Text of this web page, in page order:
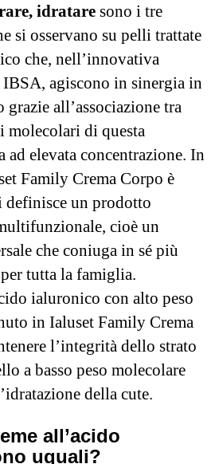
idratare sono i tre
si osservano su pelli trattate
che, nell’innovativa
agiscono in sinergia in
all’associazione tra
molecolari di questa
ad elevata concentrazione. In
Family Crema Corpo è
definisce un prodotto
cioè un
che coniuga in sé più
tutta la famiglia.
ialuronico con alto peso
in Ialuset Family Crema
l’integrità dello strato
a basso peso molecolare
della cute.
all’acido
uguali?